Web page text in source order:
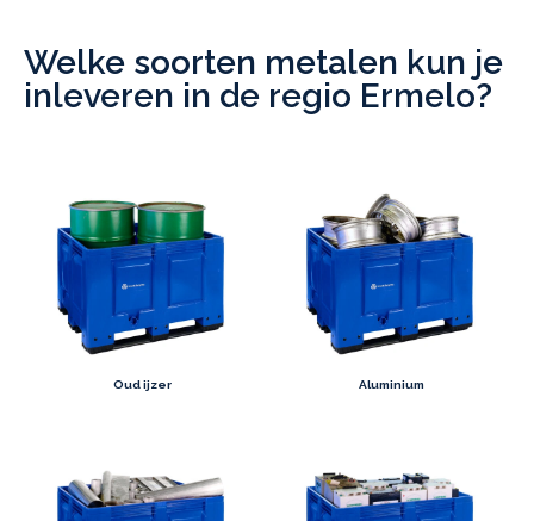
Welke soorten metalen kun je
inleveren in de regio Ermelo?
Oud ijzer Aluminium